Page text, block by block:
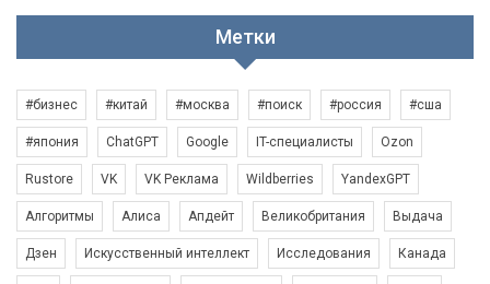
Метки
#бизнес #китай #москва #поиск #россия #сша
#япония ChatGPT Google IT-специалисты Ozon
Rustore VK VK Реклама Wildberries YandexGPT
Алгоритмы Алиса Апдейт Великобритания Выдача
Дзен Искусственный интеллект Исследования Канада